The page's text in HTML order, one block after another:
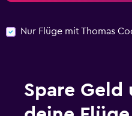
Nur Flüge mit Thomas
Spare Geld